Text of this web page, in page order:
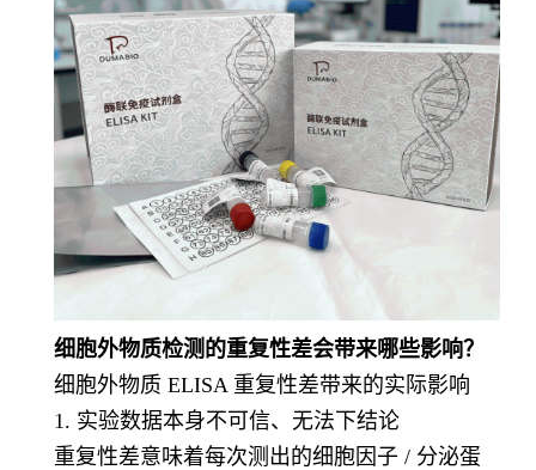
细胞外物质检测的重复性差会带来哪些影响？
细胞外物质 ELISA 重复性差带来的实际影响
1. 实验数据本身不可信、无法下结论
重复性差意味着每次测出的细胞因子 / 分泌蛋